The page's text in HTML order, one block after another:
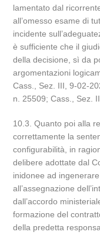
lamentato dal
all’omesso esame di
incidente
è sufficiente che il
della decisione, sì da
argomentazioni
Cass., Sez. III, 9-02-
n. 25509; Cass., Sez.
10.3. Quanto poi alla
correttamente la
configurabilità, in
delibere adottate dal
inidonee ad
all’assegnazione
dall’accordo
formazione del
della predetta